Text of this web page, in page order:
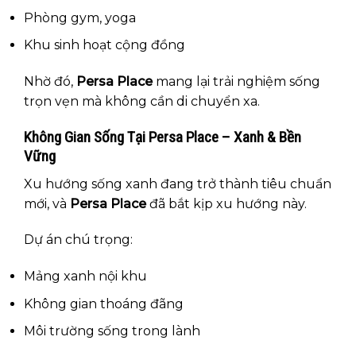
Phòng gym, yoga
Khu sinh hoạt cộng đồng
Nhờ đó, Persa Placemang lại trải nghiệm sống
trọn vẹn mà không cần di chuyển xa.
Không Gian Sống Tại Persa Place – Xanh & Bền
Vững
Xu hướng sống xanh đang trở thành tiêu chuẩn
mới, và Persa Placeđã bắt kịp xu hướng này.
Dự án chú trọng:
Mảng xanh nội khu
Không gian thoáng đãng
Môi trường sống trong lành